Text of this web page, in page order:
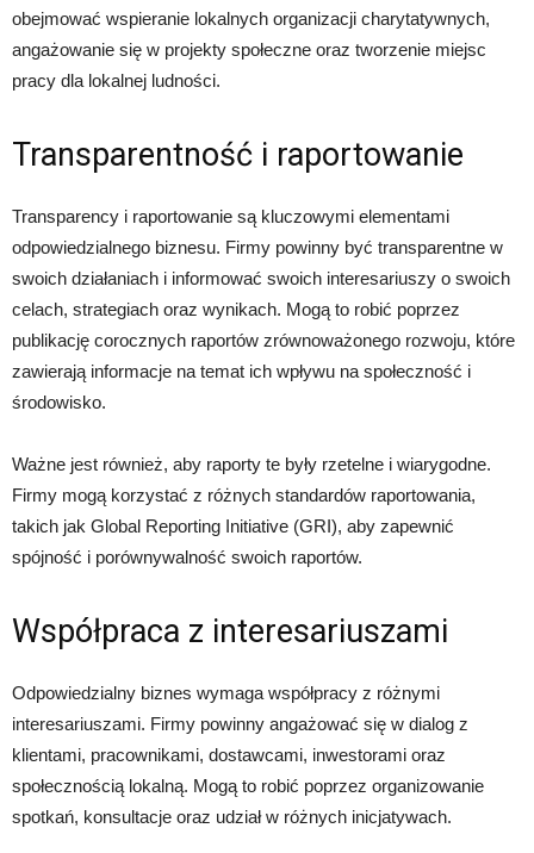
obejmować wspieranie lokalnych organizacji charytatywnych,
angażowanie się w projekty społeczne oraz tworzenie miejsc
pracy dla lokalnej ludności.
Transparentność i raportowanie
Transparency i raportowanie są kluczowymi elementami
odpowiedzialnego biznesu. Firmy powinny być transparentne w
swoich działaniach i informować swoich interesariuszy o swoich
celach, strategiach oraz wynikach. Mogą to robić poprzez
publikację corocznych raportów zrównoważonego rozwoju, które
zawierają informacje na temat ich wpływu na społeczność i
środowisko.
Ważne jest również, aby raporty te były rzetelne i wiarygodne.
Firmy mogą korzystać z różnych standardów raportowania,
takich jak Global Reporting Initiative (GRI), aby zapewnić
spójność i porównywalność swoich raportów.
Współpraca z interesariuszami
Odpowiedzialny biznes wymaga współpracy z różnymi
interesariuszami. Firmy powinny angażować się w dialog z
klientami, pracownikami, dostawcami, inwestorami oraz
społecznością lokalną. Mogą to robić poprzez organizowanie
spotkań, konsultacje oraz udział w różnych inicjatywach.